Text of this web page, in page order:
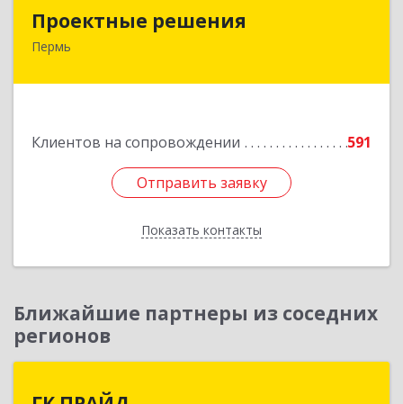
Проектные решения
Пермь
Клиентов на сопровождении 591
Отправить заявку
Показать контакты
614087, Пермский край, Пермь г, Малкова ул,
Отправить заявку
Назад
Ближайшие партнеры из соседних
регионов